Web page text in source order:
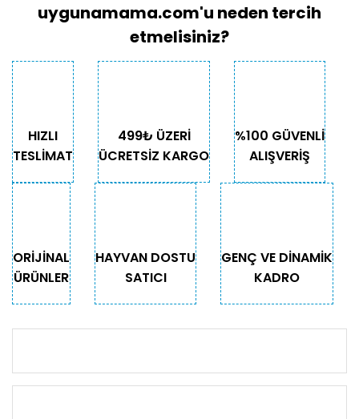
uygunamama.com'u neden tercih
etmelisiniz?
HIZLI
TESLİMAT
499₺ ÜZERİ
ÜCRETSİZ KARGO
%100 GÜVENLİ
ALIŞVERİŞ
ORİJİNAL
ÜRÜNLER
HAYVAN DOSTU
SATICI
GENÇ VE DİNAMİK
KADRO